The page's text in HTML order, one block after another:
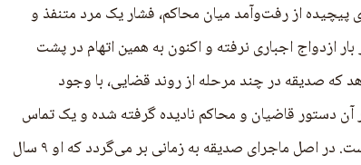
پیچیده از رفت‌وآمد میان محاکم، فشار یک مرد متنفذ و
ازدواج اجباری نرفته و اکنون به همین اتهام در پشت
که صدیقه در چند مرحله از روند قضایی، با وجود
دستور قاضیان و محاکم نادیده گرفته شده و یک تماس
تلفنی از قندهار بر همه احکام رسمی غلبه کرده است. در اصل ماجرای صدیقه به زمانی بر می‌گردد که او ۹ سال